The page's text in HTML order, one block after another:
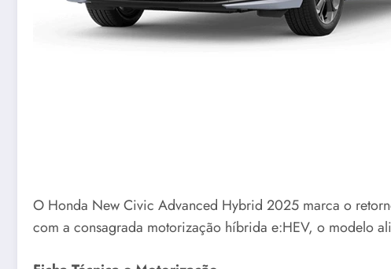
O Honda New Civic Advanced Hybrid 2025 marca o
com a consagrada motorização híbrida e:HEV, o modelo